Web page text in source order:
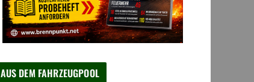
AUS DEM FAHRZEUGPOOL